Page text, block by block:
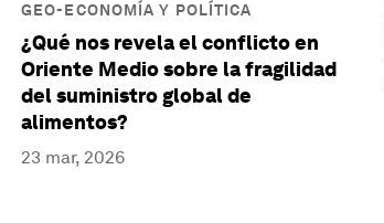
GEO-ECONOMÍA Y POLÍTICA
¿Qué nos revela el conflicto en
Oriente Medio sobre la fragilidad
del suministro global de
alimentos?
23 mar, 2026